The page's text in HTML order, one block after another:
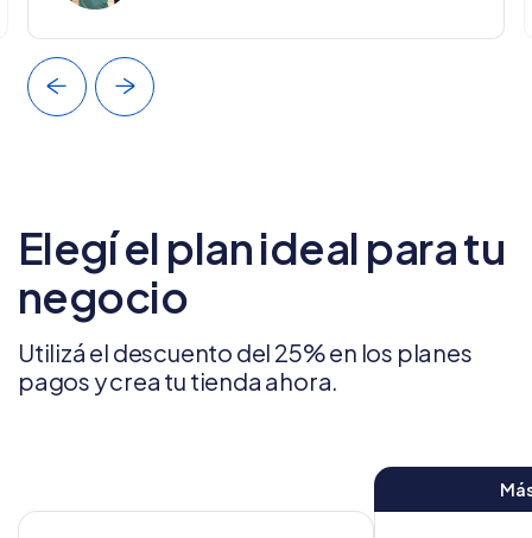
Elegí el plan ideal para tu
negocio
Utilizá el descuento del 25% en los planes
pagos y crea tu tienda ahora.